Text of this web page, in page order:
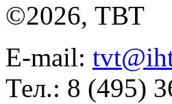
©2026, ТВТ
E-mail:
Тел.: 8 (495)